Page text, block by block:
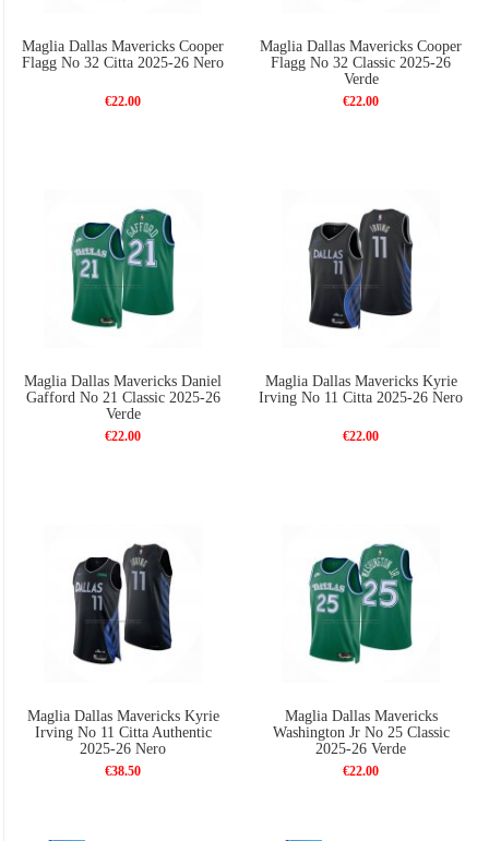
Maglia Dallas Mavericks Cooper
Flagg No 32 Citta 2025-26 Nero
€22.00
Maglia Dallas Mavericks Cooper
Flagg No 32 Classic 2025-26
Verde
€22.00
Maglia Dallas Mavericks Daniel
Gafford No 21 Classic 2025-26
Verde
€22.00
Maglia Dallas Mavericks Kyrie
Irving No 11 Citta 2025-26 Nero
€22.00
Maglia Dallas Mavericks Kyrie
Irving No 11 Citta Authentic
2025-26 Nero
€38.50
Maglia Dallas Mavericks
Washington Jr No 25 Classic
2025-26 Verde
€22.00